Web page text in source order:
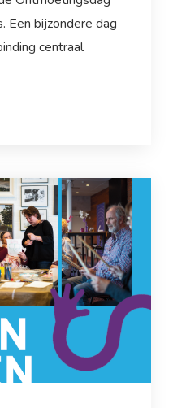
Een bijzondere dag
centraal